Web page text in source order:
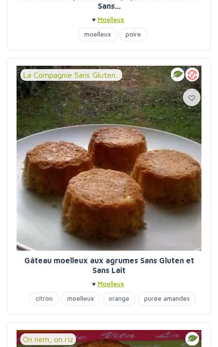
Sans...
♥ Moelleux
moelleux
poire
La Compagnie Sans Gluten...
Gâteau moelleux aux agrumes Sans Gluten et
Sans Lait
♥ Moelleux
citron
moelleux orange purée amandes
On nem, on riz